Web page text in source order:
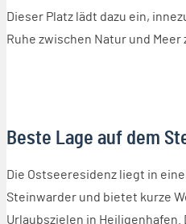
Dieser Platz lädt dazu ein,
Ruhe zwischen Natur und Meer
Beste Lage auf dem
Die Ostseeresidenz liegt in
Steinwarder und bietet kurze
Urlaubszielen in Heiligenhafen.